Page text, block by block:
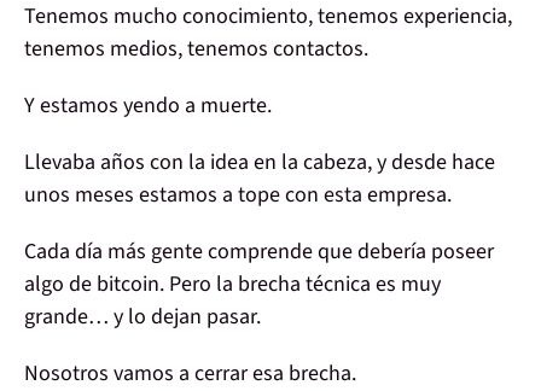
Tenemos mucho conocimiento, tenemos experiencia,
tenemos medios, tenemos contactos.
Yestamos yendo a muerte.
Llevaba años con la idea en la cabeza, y desde hace
unos meses estamos a tope con esta empresa.
Cada día más gente comprendeque debería poseer
algo de bitcoin. Pero la brecha técnica es muy
grande… y lo dejan pasar.
Nosotros vamos a cerrar esa brecha.